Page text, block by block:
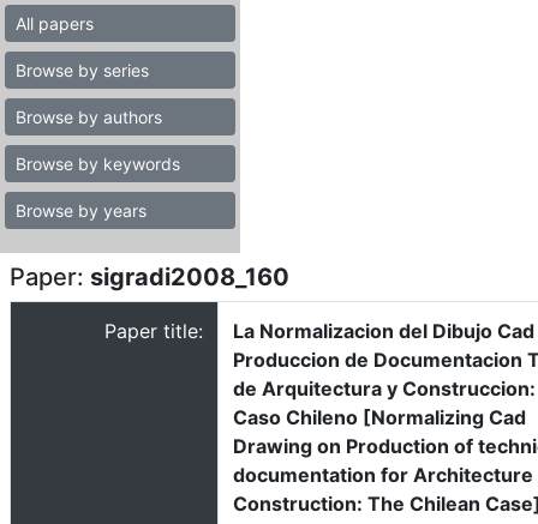
All papers
Browse by series
Browse by authors
Browse by keywords
Browse by years
Paper: sigradi2008_160
Paper title:
La Normalizacion del Dibujo
Produccion de Documentacion
de Arquitectura y Construccion:
Caso Chileno [Normalizing Cad
Drawing on Production of
documentation for Architecture
Construction: The Chilean